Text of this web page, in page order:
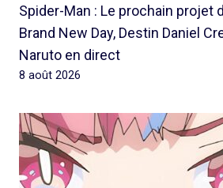
Spider-Man : Le prochain projet
Brand New Day, Destin Daniel
Naruto en direct
8 août 2026